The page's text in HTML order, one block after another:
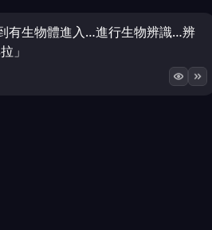
有生物體進入…進行生物辨識…辨
」